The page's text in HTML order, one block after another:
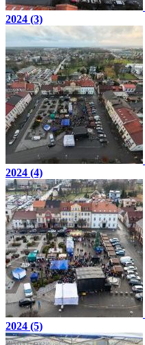
2024 (3)
2024 (4)
2024 (5)